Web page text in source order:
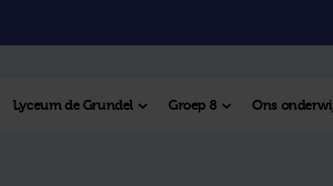
Lyceum de Grundel Groep 8 Ons